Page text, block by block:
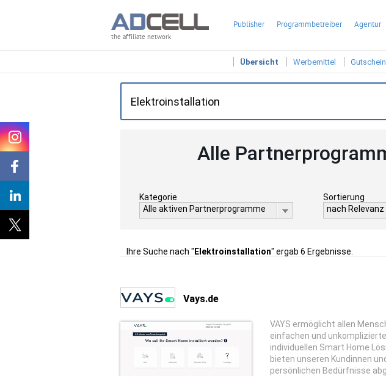
the affiliate network
Publisher Programmbetreiber Agentur
Übersicht Werbemittel
Alle
Kategorie
Alle aktiven Partnerprogramme
Sortierung
nach
Ihre Suche nach " Elektroinstallation" ergab 6 Ergebnisse.
Vays.de
VAYS ermöglicht allen
einfachen und
individuellen Smart Home
bieten unseren Kundinnen
persönlichen Bedürfnisse